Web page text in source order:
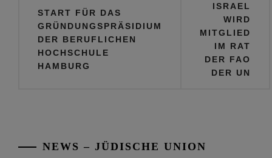
START FÜR DAS
GRÜNDUNGSPRÄSIDIUM
DER BERUFLICHEN
HOCHSCHULE
HAMBURG
ISRAEL
WIRD
MITGLIED
IM RAT
DER FAO
DER UN
NEWS – JÜDISCHE UNION